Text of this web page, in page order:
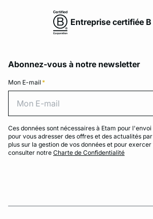
Entreprise certifiée
Abonnez-vous à notre newsletter
Mon E-mail *
Ces données sont nécessaires à Etam pour
pour vous adresser des offres et des actualités
plus sur la gestion de vos données et pour
consulter notre Charte de Confidentialité